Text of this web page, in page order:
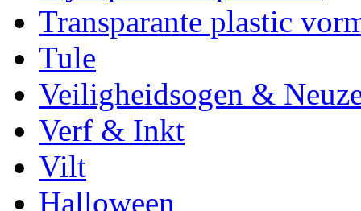
Transparante plastic
Tule
Veiligheidsogen &
Verf & Inkt
Vilt
Halloween